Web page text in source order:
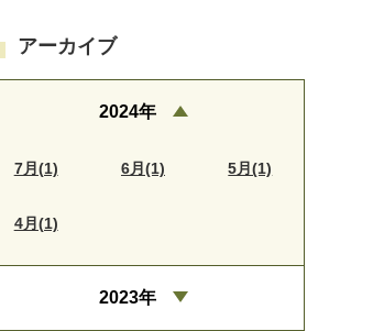
アーカイブ
2024年
7月(1) 6月(1) 5月(1)
4月(1)
2023年